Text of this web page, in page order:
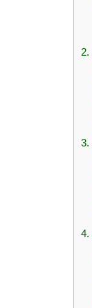
2.
3.
4.